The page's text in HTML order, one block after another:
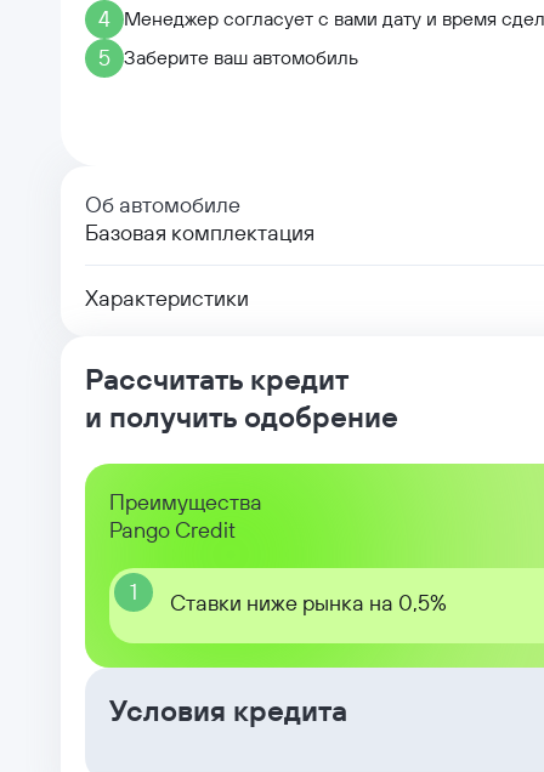
4 Менеджер согласует с вами дату и время
5 Заберите ваш автомобиль
Об автомобиле
Базовая комплектация
Характеристики
Рассчитать кредит
и получить одобрение
Преимущества
Pango Credit
1 Ставки ниже рынка на 0,5%
Условия кредита